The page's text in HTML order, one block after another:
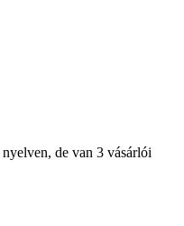
de van 3 vásárlói